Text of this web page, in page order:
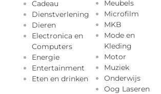
Cadeau
Dienstverlening
Dieren
Electronica en
Computers
Energie
Entertainment
Eten en drinken
Meubels
Microfilm
MKB
Mode en
Kleding
Motor
Muziek
Onderwijs
Oog Laseren